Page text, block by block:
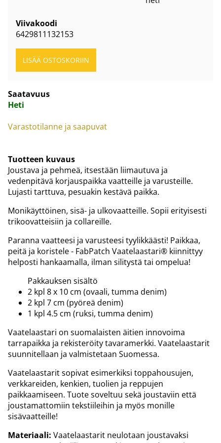
Viivakoodi
6429811132153
Saatavuus
Heti
Varastotilanne ja saapuvat
Tuotteen kuvaus
Joustava ja pehmeä, itsestään liimautuva ja
vedenpitävä korjauspaikka vaatteille ja varusteille.
Lujasti tarttuva, pesuakin kestävä paikka.
Monikäyttöinen, sisä- ja ulkovaatteille. Sopii erityisesti
trikoovatteisiin ja collareille.
Paranna vaatteesi ja varusteesi tyylikkäästi! Paikkaa,
peitä ja koristele - FabPatch Vaatelaastari® kiinnittyy
helposti hankaamalla, ilman silitystä tai ompelua!
Pakkauksen sisältö
2 kpl 8 x 10 cm (ovaali, tumma denim)
2 kpl 7 cm (pyöreä denim)
1 kpl 4.5 cm (ruksi, tumma denim)
Vaatelaastari on suomalaisten äitien innovoima
tarrapaikka ja rekisteröity tavaramerkki. Vaatelaastarit
suunnitellaan ja valmistetaan Suomessa.
Vaatelaastarit sopivat esimerkiksi toppahousujen,
verkkareiden, kenkien, tuolien ja reppujen
paikkaamiseen. Tuote soveltuu sekä joustaviin että
joustamattomiin tekstiileihin ja myös monille
sisävaatteille!
Materiaali: Vaatelaastarit neulotaan joustavaksi